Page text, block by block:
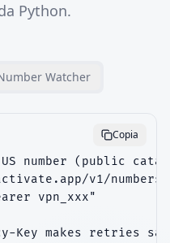
Python.
Watcher
Copia
number (public
v1/
vpn_xxx"
Key makes retries